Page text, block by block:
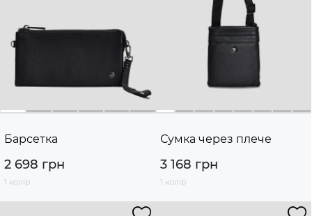
Барсетка
2 698 грн
1 колір
Сумка через плече
3 168 грн
1 колір